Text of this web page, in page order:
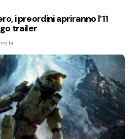
i preordini apriranno l’11
trailer
fa